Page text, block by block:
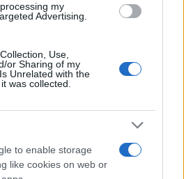
my
Advertising.
Use,
or Sharing of my
Unrelated with the
was collected.
to enable storage
like cookies on web or
συνταξιοδοτήσεων το
Γιατί φεύγουν μαζικά οι
«Αδειάζουν» τα σχολεία
δασκάλους με τη λήξη της